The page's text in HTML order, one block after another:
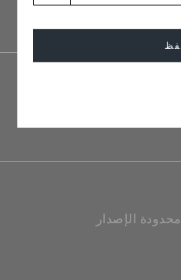
CASH ON
الإصدار